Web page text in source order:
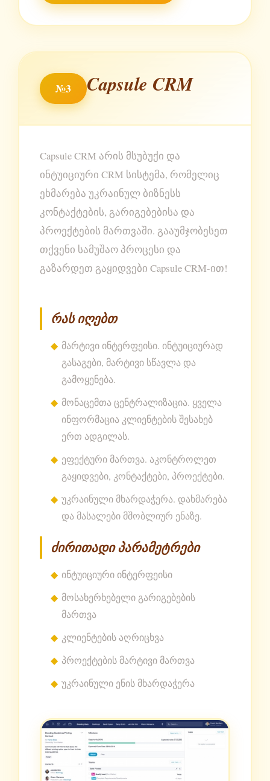
№3 Capsule CRM
Capsule CRM არის მსუბუქი და
ინტუიციური CRM სისტემა, რომელიც
ეხმარება უკრაინულ ბიზნესს
კონტაქტების, გარიგებებისა და
პროექტების მართვაში. გააუმჯობესეთ
თქვენი სამუშაო პროცესი და
გაზარდეთ გაყიდვები Capsule CRM-ით!
რას იღებთ
მარტივი ინტერფეისი. ინტუიციურად
გასაგები, მარტივი სწავლა და
გამოყენება.
მონაცემთა ცენტრალიზაცია. ყველა
ინფორმაცია კლიენტების შესახებ
ერთ ადგილას.
ეფექტური მართვა. აკონტროლეთ
გაყიდვები, კონტაქტები, პროექტები.
უკრაინული მხარდაჭერა. დახმარება
და მასალები მშობლიურ ენაზე.
ძირითადი პარამეტრები
ინტუიციური ინტერფეისი
მოსახერხებელი გარიგებების
მართვა
კლიენტების აღრიცხვა
პროექტების მარტივი მართვა
უკრაინული ენის მხარდაჭერა